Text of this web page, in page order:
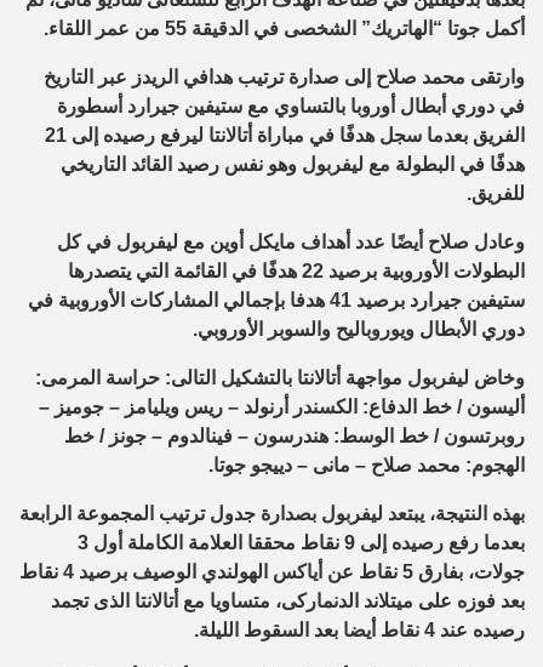
أكمل جوتا “الهاتريك” الشخصى في الدقيقة 55 من عمر اللقاء.
وارتقى محمد صلاح إلى صدارة ترتيب هدافي الريدز عبر التاريخ
في دوري أبطال أوروبا بالتساوي مع ستيفين جيرارد أسطورة
الفريق بعدما سجل هدفًا في مباراة أتالانتا ليرفع رصيده إلى 21
هدفًا في البطولة مع ليفربول وهو نفس رصيد القائد التاريخي
للفريق.
وعادل صلاح أيضًا عدد أهداف مايكل أوين مع ليفربول في كل
البطولات الأوروبية برصيد 22 هدفًا في القائمة التي يتصدرها
ستيفين جيرارد برصيد 41 هدفا بإجمالي المشاركات الأوروبية في
دوري الأبطال ويوروباليح والسوبر الأوروبي.
وخاض ليفربول مواجهة أتالانتا بالتشكيل التالى: حراسة المرمى:
أليسون / خط الدفاع: الكسندر أرنولد – ريس ويليامز – جوميز –
روبرتسون / خط الوسط: هندرسون – فينالدوم – جونز / خط
الهجوم: محمد صلاح – مانى – دييجو جوتا.
بهذه النتيجة، يبتعد ليفربول بصدارة جدول ترتيب المجموعة الرابعة
بعدما رفع رصيده إلى 9 نقاط محققا العلامة الكاملة أول 3
جولات، بفارق 5 نقاط عن أياكس الهولندي الوصيف برصيد 4 نقاط
بعد فوزه على ميتلاند الدنماركى، متساويا مع أتالانتا الذى تجمد
رصيده عند 4 نقاط أيضا بعد السقوط الليلة.